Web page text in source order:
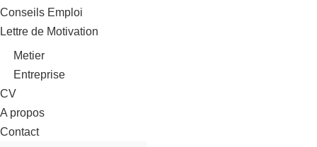
Conseils Emploi
Lettre de Motivation
Metier
Entreprise
CV
A propos
Contact